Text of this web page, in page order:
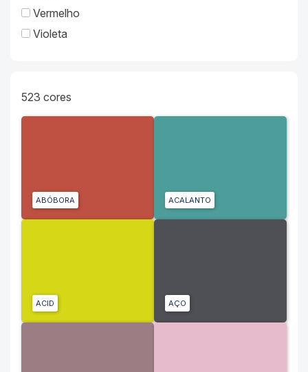
Vermelho
Violeta
523 cores
ABÓBORA ACALANTO
ACID AÇO